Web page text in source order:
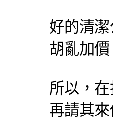
好的清潔
胡亂加
所以，在
再請其來